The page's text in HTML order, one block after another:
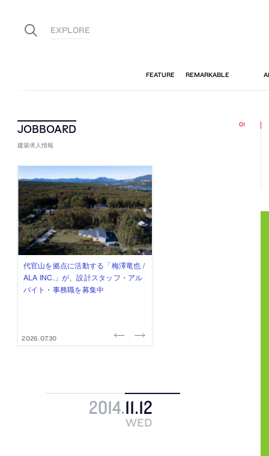
建築求人情報
古民家を軸に全国で“価値循環の仕組
み”を作り、リモートワーク主体の働
き方を実践する「株式会社つぎと」
2026.08.03
リノベる株式会社が、設計パートナ
ー (業務委託) を募集中
2026.08.03
社会への影響力のある建築を手掛
け、スタッフ同士で助け合う環境づ
くりも行う「E.A.S.T.architects」
2026.07.31
代官山を拠点に活動する「梅澤竜也 /
ALA INC.」が、設計スタッフ・アル
バイト・事務職を募集中
2026.07.30
住宅や共同住宅などを手掛け、“合理
的でシンプルなデザイン”を志向する
「PANDA：山本浩三建築設計事務
2026.07.29
2014.11.12
WED